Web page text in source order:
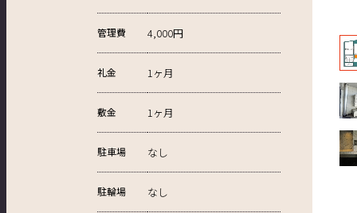
管理費 4,000円
礼金 1ヶ月
敷金 1ヶ月
駐車場 なし
駐輪場 なし